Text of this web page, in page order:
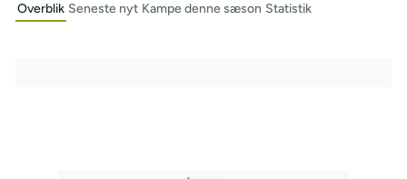
Overblik Seneste nyt Kampe denne sæson Statistik